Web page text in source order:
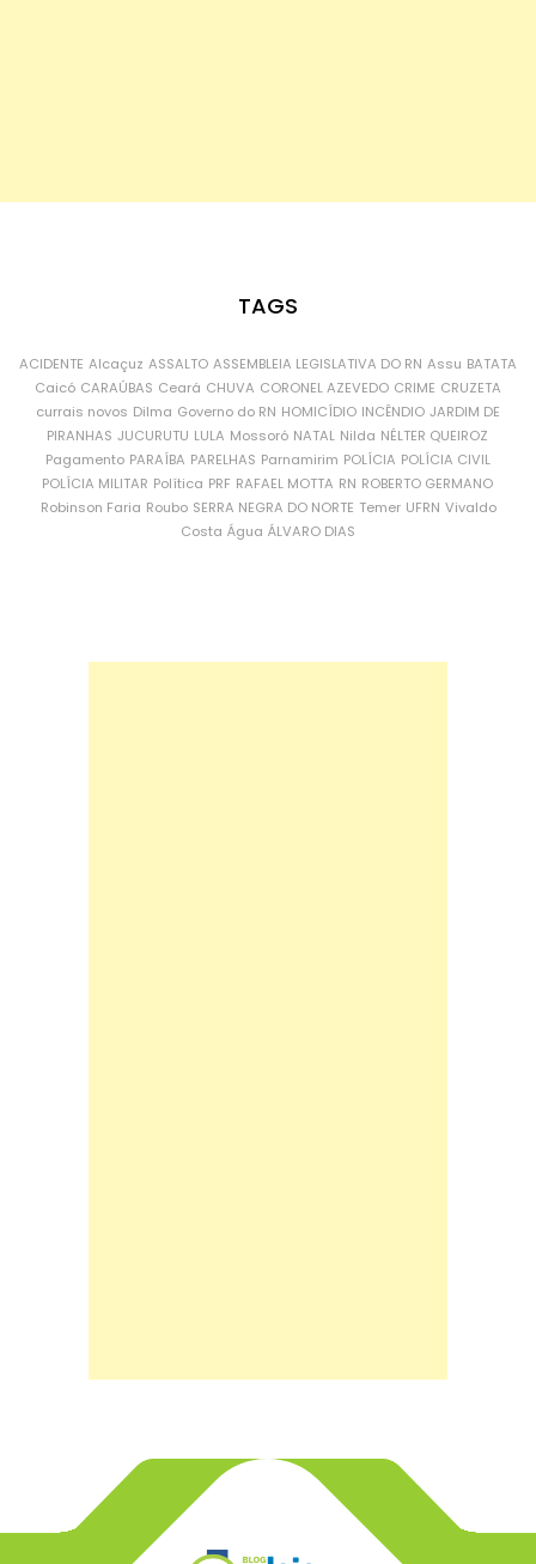
TAGS
ACIDENTE Alcaçuz ASSALTO ASSEMBLEIA LEGISLATIVA DO RN Assu BATATA
Caicó CARAÚBAS Ceará CHUVA CORONEL AZEVEDO CRIME CRUZETA
currais novos Dilma Governo do RN HOMICÍDIO INCÊNDIO JARDIM DE
PIRANHAS JUCURUTU LULA Mossoró NATAL Nilda NÉLTER QUEIROZ
Pagamento PARAÍBA PARELHAS Parnamirim POLÍCIA POLÍCIA CIVIL
POLÍCIA MILITAR Política PRF RAFAEL MOTTA RN ROBERTO GERMANO
Robinson Faria Roubo SERRA NEGRA DO NORTE Temer UFRN Vivaldo
Costa Água ÁLVARO DIAS